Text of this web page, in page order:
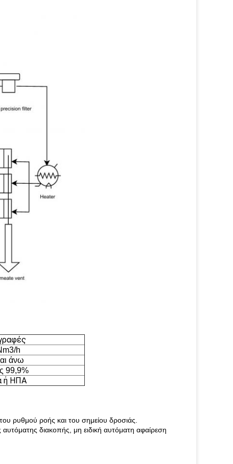
h
άνω
99,9%
ή ΗΠΑ
ρυθμού ροής και του σημείου δροσιάς.
διακοπής, μη ειδική αυτόματη αφαίρεση